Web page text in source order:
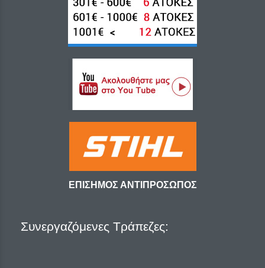
ΕΠΙΣΗΜΟΣ ΑΝΤΙΠΡΟΣΩΠΟΣ
Συνεργαζόμενες Τράπεζες: